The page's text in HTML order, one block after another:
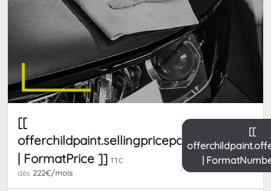
[[
offerchildpaint.sellingpricepart_ttc
| FormatPrice ]] TTC
dès 222€/mois
[[
|